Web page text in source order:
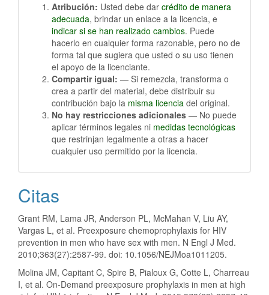
Atribución: Usted debe dar crédito de manera
adecuada, brindar un enlace a la licencia, e
indicar si se han realizado cambios. Puede
hacerlo en cualquier forma razonable, pero no de
forma tal que sugiera que usted o su uso tienen
el apoyo de la licenciante.
Compartir igual: — Si remezcla, transforma o
crea a partir del material, debe distribuir su
contribución bajo la misma licencia del original.
No hay restricciones adicionales — No puede
aplicar términos legales ni medidas tecnológicas
que restrinjan legalmente a otras a hacer
cualquier uso permitido por la licencia.
Citas
Grant RM, Lama JR, Anderson PL, McMahan V, Liu AY,
Vargas L, et al. Preexposure chemoprophylaxis for HIV
prevention in men who have sex with men. N Engl J Med.
2010;363(27):2587-99. doi: 10.1056/NEJMoa1011205.
Molina JM, Capitant C, Spire B, Pialoux G, Cotte L, Charreau
I, et al. On-Demand preexposure prophylaxis in men at high